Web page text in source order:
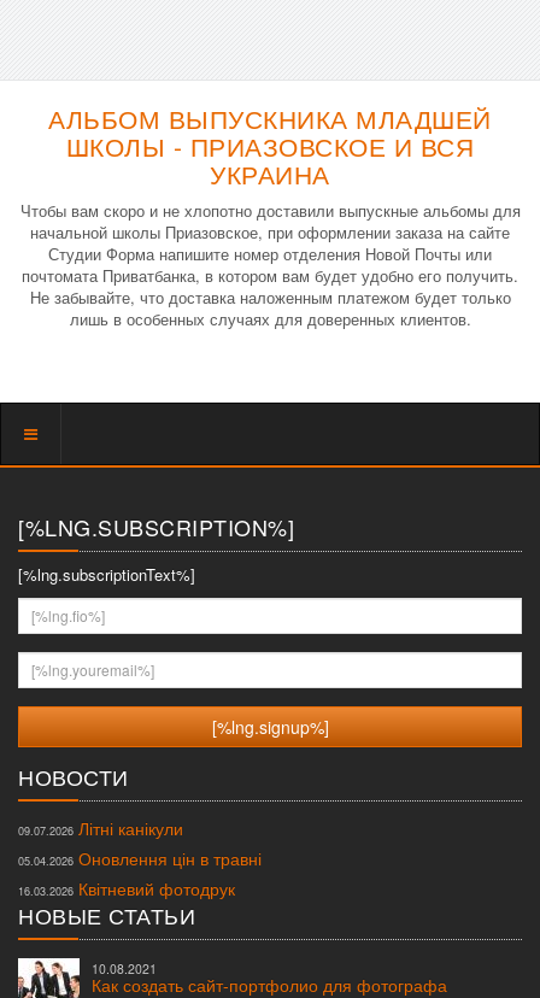
АЛЬБОМ ВЫПУСКНИКА МЛАДШЕЙ
ШКОЛЫ - ПРИАЗОВСКОЕ И ВСЯ
УКРАИНА
Чтобы вам скоро и не хлопотно доставили выпускные альбомы для
начальной школы Приазовское, при оформлении заказа на сайте
Студии Форма напишите номер отделения Новой Почты или
почтомата Приватбанка, в котором вам будет удобно его получить.
Не забывайте, что доставка наложенным платежом будет только
лишь в особенных случаях для доверенных клиентов.
Показать
[%LNG.SUBSCRIPTION%]
[%lng.subscriptionText%]
[%lng.fio%]
[%lng.youremail%]
НОВОСТИ
09.07.2026 Літні канікули
05.04.2026 Оновлення цін в травні
16.03.2026 Квітневий фотодрук
НОВЫЕ СТАТЬИ
10.08.2021
Как создать сайт-портфолио для фотографа